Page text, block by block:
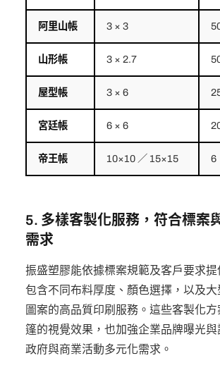
阿里山帳 3 × 3
山形帳 3 × 2.7
屋型帳 3 × 6
宮廷帳 6 × 6
帝王帳 10×10 ／ 15×15 6
5. 多樣客製化服務，符合標案
需求
振盛塑膠能依據標案規範及客戶要求提
包含不同布料厚度、顏色選擇，以及
圖案的高品質印刷服務。這些客製化
篷的視覺效果，也加強企業品牌曝光與
政府與商業活動多元化需求。